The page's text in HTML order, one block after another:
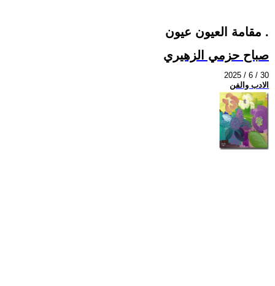
مقامة العيون عيون .
صباح حزمي الزهيري
2025 / 6 / 30
الادب والفن